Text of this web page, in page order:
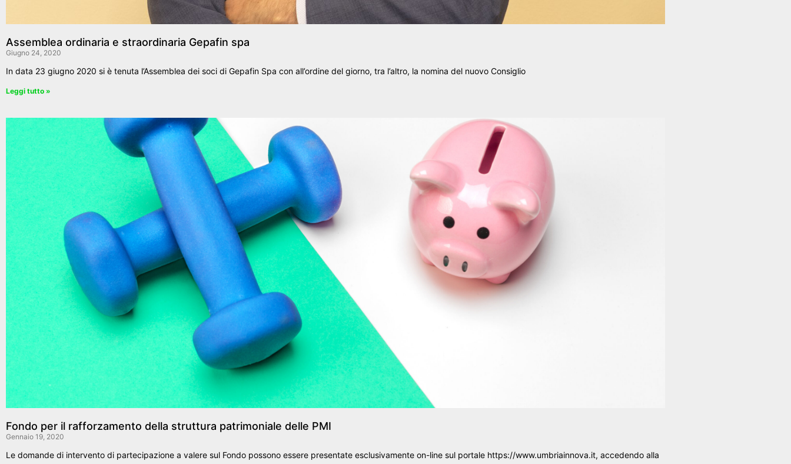
Assemblea ordinaria e straordinaria Gepafin spa
Giugno 24, 2020
In data 23 giugno 2020 si è tenuta l’Assemblea dei soci di Gepafin Spa con all’ordine del giorno, tra l’altro, la nomina del nuovo Consiglio
Leggi tutto »
Fondo per il rafforzamento della struttura patrimoniale delle PMI
Gennaio 19, 2020
Le domande di intervento di partecipazione a valere sul Fondo possono essere presentate esclusivamente on-line sul portale https://www.umbriainnova.it, accedendo alla